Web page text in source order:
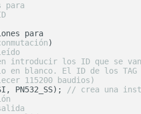
para
introducir los ID que se
en blanco. El ID de los
115200 baudios)
PN532_SS);
// crea una